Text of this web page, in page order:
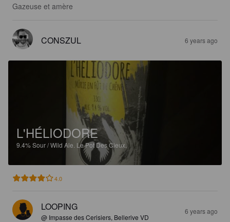
Gazeuse et amère
CONSZUL 6 years ago
L'HÉLIODORE
9.4%Sour / Wild Ale. Le Pot Des Cieux.
4.0
LOOPING
@ Impasse des Cerisiers, Bellerive VD
6 years ago